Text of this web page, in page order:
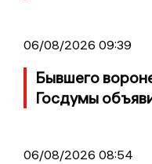
06/08/2026 09:39
Бывшего
Госдумы
06/08/2026 08:54